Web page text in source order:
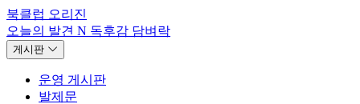
북클럽 오리진
오늘의 발견 N 독후감 담벼락
게시판
운영 게시판
발제문